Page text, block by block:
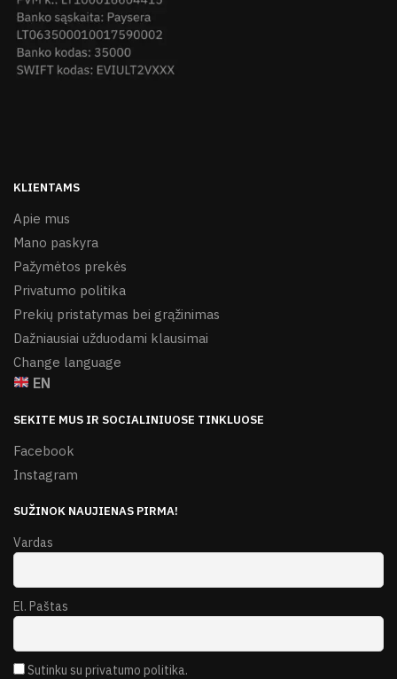
KLIENTAMS
Apie mus
Mano paskyra
Pažymėtos prekės
Privatumo politika
Prekių pristatymas bei grąžinimas
Dažniausiai užduodami klausimai
Change language
EN
SEKITE MUS IR SOCIALINIUOSE TINKLUOSE
Facebook
Instagram
SUŽINOK NAUJIENAS PIRMA!
Vardas
El. Paštas
Sutinku su privatumo politika.